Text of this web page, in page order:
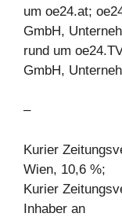
um oe24.at;
GmbH,
rund um
GmbH,
–
Kurier
Wien, 10,6 %;
Kurier
Inhaber an